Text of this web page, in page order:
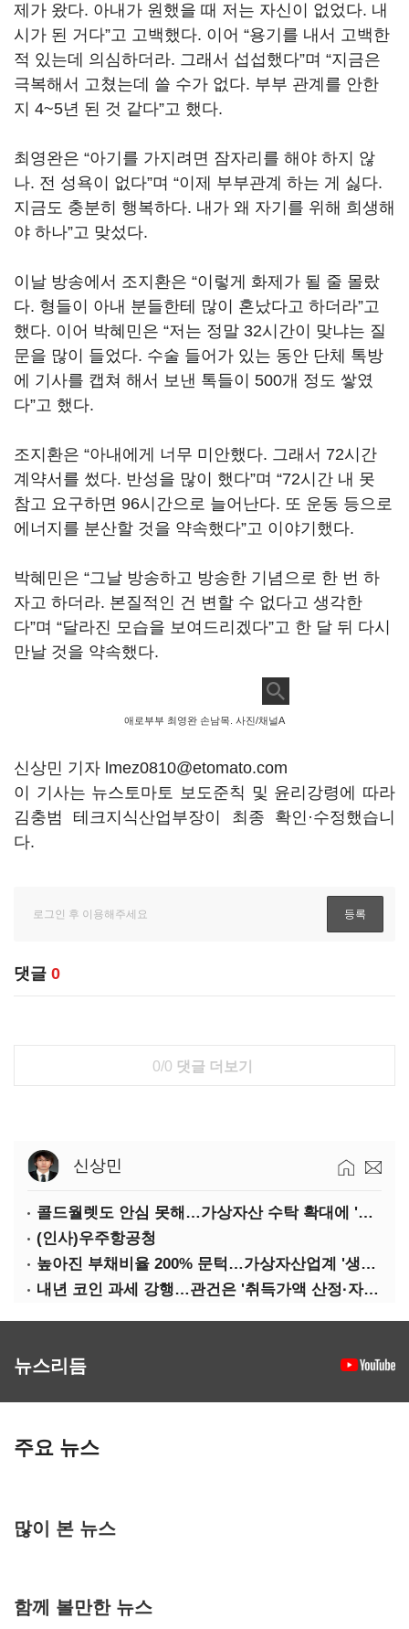
제가 왔다. 아내가 원했을 때 저는 자신이 없었다. 내
시가 된 거다”고 고백했다. 이어 “용기를 내서 고백한
적 있는데 의심하더라. 그래서 섭섭했다”며 “지금은
극복해서 고쳤는데 쓸 수가 없다. 부부 관계를 안한
지 4~5년 된 것 같다”고 했다.
최영완은 “아기를 가지려면 잠자리를 해야 하지 않
나. 전 성욕이 없다”며 “이제 부부관계 하는 게 싫다.
지금도 충분히 행복하다. 내가 왜 자기를 위해 희생해
야 하나”고 맞섰다.
이날 방송에서 조지환은 “이렇게 화제가 될 줄 몰랐
다. 형들이 아내 분들한테 많이 혼났다고 하더라”고
했다. 이어 박혜민은 “저는 정말 32시간이 맞냐는 질
문을 많이 들었다. 수술 들어가 있는 동안 단체 톡방
에 기사를 캡쳐 해서 보낸 톡들이 500개 정도 쌓였
다”고 했다.
조지환은 “아내에게 너무 미안했다. 그래서 72시간
계약서를 썼다. 반성을 많이 했다”며 “72시간 내 못
참고 요구하면 96시간으로 늘어난다. 또 운동 등으로
에너지를 분산할 것을 약속했다”고 이야기했다.
박혜민은 “그날 방송하고 방송한 기념으로 한 번 하
자고 하더라. 본질적인 건 변할 수 없다고 생각한
다”며 “달라진 모습을 보여드리겠다”고 한 달 뒤 다시
만날 것을 약속했다.
애로부부 최영완 손남목. 사진/채널A
신상민 기자 lmez0810@etomato.com
이 기사는 뉴스토마토 보도준칙 및 윤리강령에 따라
김충범 테크지식산업부장이 최종 확인·수정했습니
다.
댓글 0
0/0 댓글 더보기
신상민
콜드월렛도 안심 못해…가상자산 수탁 확대에 '보안 시험대'
(인사)우주항공청
높아진 부채비율 200% 문턱…가상자산업계 '생존 시험대'
내년 코인 과세 강행…관건은 '취득가액 산정·자산 이동'
뉴스리듬
주요 뉴스
많이 본 뉴스
함께 볼만한 뉴스